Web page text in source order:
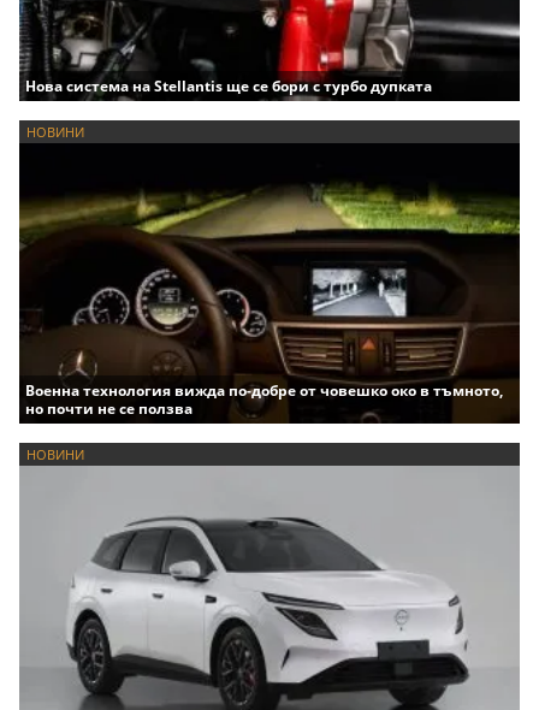
Нова система на Stellantis ще се бори с турбо дупката
НОВИНИ
Военна технология вижда по-добре от човешко око в тъмното,
но почти не се ползва
НОВИНИ